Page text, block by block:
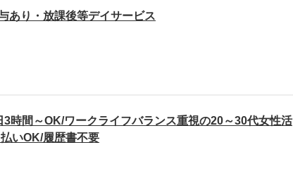
あり・放課後等デイサービス
3時間～OK/ワークライフバランス重視の20～30代女性活
いOK/履歴書不要